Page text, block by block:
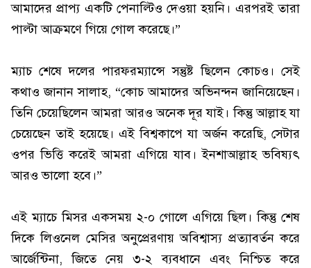
আমাদের প্রাপ্য একটি পেনাল্টিও দেওয়া হয়নি। এরপরই তারা
পাল্টা আক্রমণে গিয়ে গোল করেছে।”
ম্যাচ শেষে দলের পারফরম্যান্সে সন্তুষ্ট ছিলেন কোচও। সেই
কথাও জানান সালাহ, “কোচ আমাদের অভিনন্দন জানিয়েছেন।
তিনি চেয়েছিলেন আমরা আরও অনেক দূর যাই। কিন্তু আল্লাহ যা
চেয়েছেন তাই হয়েছে। এই বিশ্বকাপে যা অর্জন করেছি, সেটার
ওপর ভিত্তি করেই আমরা এগিয়ে যাব। ইনশাআল্লাহ ভবিষ্যৎ
আরও ভালো হবে।”
এই ম্যাচে মিসর একসময় ২-০ গোলে এগিয়ে ছিল। কিন্তু শেষ
দিকে লিওনেল মেসির অনুপ্রেরণায় অবিশ্বাস্য প্রত্যাবর্তন করে
আর্জেন্টিনা, জিতে নেয় ৩-২ ব্যবধানে এবং নিশ্চিত করে